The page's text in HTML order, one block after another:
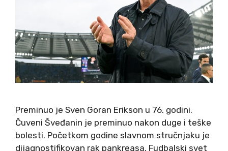
Preminuo je Sven Goran Erikson u 76. godini.
Čuveni Šveđanin je preminuo nakon duge i teške
bolesti. Početkom godine slavnom stručnjaku je
dijagnostifikovan rak pankreasa. Fudbalski svet